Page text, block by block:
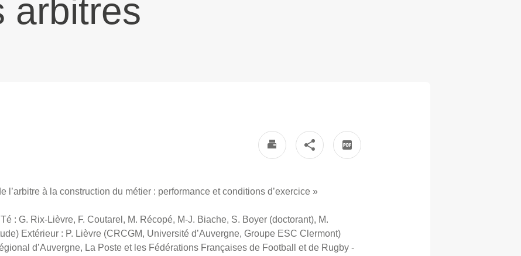
arbitres
l’arbitre à la construction du métier : performance et conditions d’exercice »
: G. Rix-Lièvre, F. Coutarel, M. Récopé, M-J. Biache, S. Boyer (doctorant), M.
Extérieur : P. Lièvre (CRCGM, Université d’Auvergne, Groupe ESC Clermont)
d’Auvergne, La Poste et les Fédérations Françaises de Football et de Rugby -